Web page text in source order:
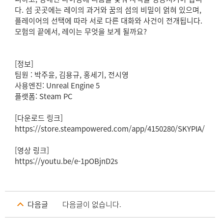
다. 섬 곳곳에는 레이의 과거와 꿈의 섬의 비밀이 얽혀 있으며,
플레이어의 선택에 따라 서로 다른 대화와 사건이 전개됩니다.
모험의 끝에서, 레이는 무엇을 보게 될까요?
[정보]
팀원 : 박주윤, 김용규, 홍세기, 전시영
사용엔진: Unreal Engine 5
플랫폼: Steam PC
[다운로드 링크]
https://store.steampowered.com/app/4150280/SKYPIA/
[영상 링크]
https://youtu.be/e-1pOBjnD2s
다음글 다음글이 없습니다.